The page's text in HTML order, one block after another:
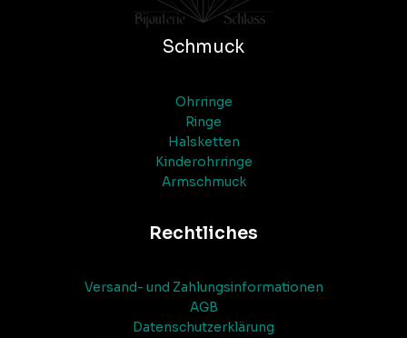
Schmuck
Ohrringe
Ringe
Halsketten
Kinderohrringe
Armschmuck
Rechtliches
Versand- und Zahlungsinformationen
AGB
Datenschutzerklärung